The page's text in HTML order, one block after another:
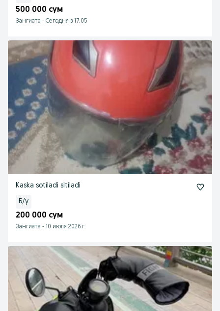
500 000 сум
Зангиата - Сегодня в 17:05
Kaska sotiladi sltiladi
Б/у
200 000 сум
Зангиата - 10 июля 2026 г.